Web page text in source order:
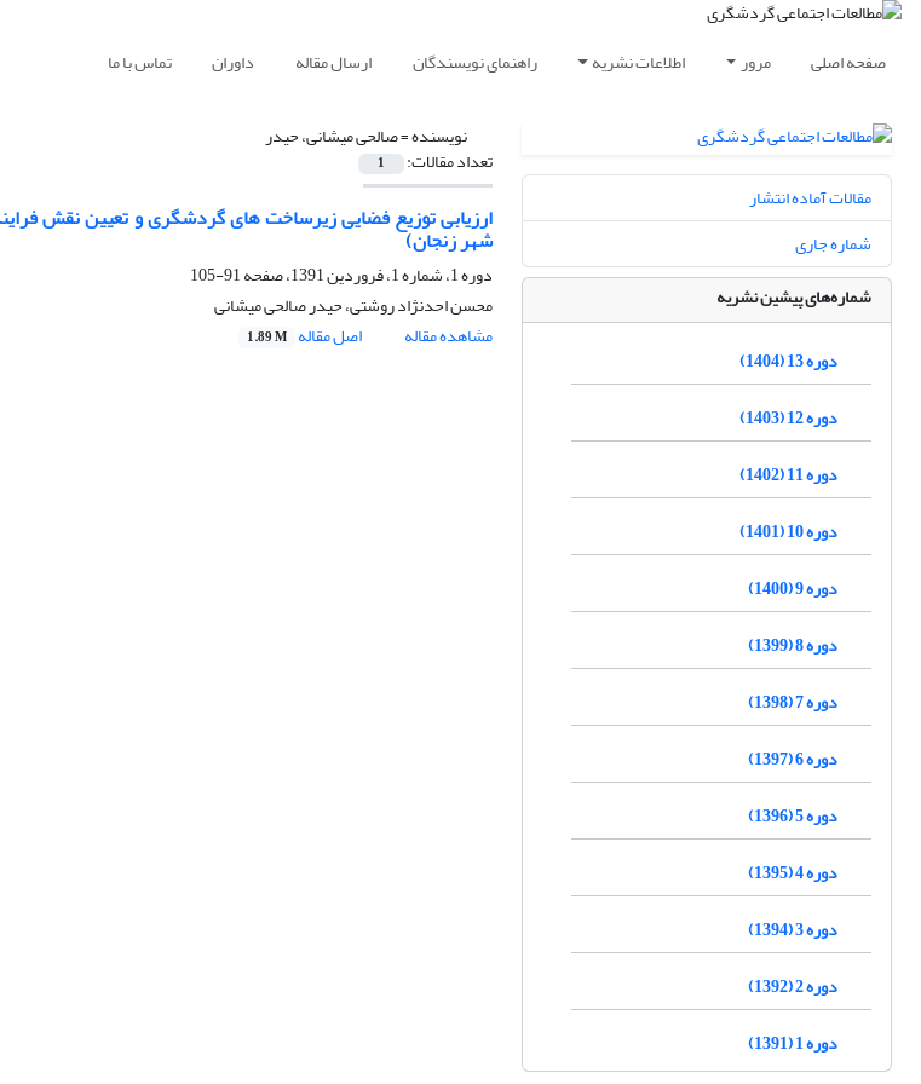
صفحه اصلی مرور اطلاعات نشریه راهنمای نویسندگان ارسال مقاله داوران تماس با ما
نویسنده =صالحی میشانی، حیدر
تعداد مقالات: 1
ارزیابی توزیع فضایی زیرساخت های گردشگری و تعیین نقش
شهر زنجان)
دوره 1، شماره 1، فروردین 1391، صفحه
91-105
محسن احدنژاد روشتی، حیدر صالحی میشانی
مشاهده مقاله
اصل مقاله 1.89 M
مقالات آماده انتشار
شماره جاری
شماره‌های پیشین نشریه
دوره 13 (1404)
دوره 12 (1403)
دوره 11 (1402)
دوره 10 (1401)
دوره 9 (1400)
دوره 8 (1399)
دوره 7 (1398)
دوره 6 (1397)
دوره 5 (1396)
دوره 4 (1395)
دوره 3 (1394)
دوره 2 (1392)
دوره 1 (1391)